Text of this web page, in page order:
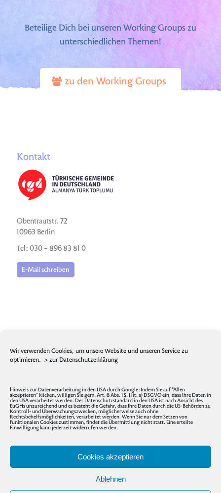
Wir verwenden Cookies, um unsere Website und unseren Service zu
optimieren. > zur Datenschutzerklärung
Hinweis zur Datenverarbeitung in den USA durch Google: Indem Sie auf "Allen
akzeptieren" klicken, willigen Sie gem. Art. 6 Abs. 1 S. 1 lit. a) DSGVO ein, dass Ihre Daten in
den USA verarbeitet werden. Der Datenschutzstandard in den USA ist nach Ansicht des
EuGHs unzureichend und es besteht die Gefahr, dass Ihre Daten durch die US-Behörden zu
Kontroll- und Überwachungszwecken, möglicherweise auch ohne
Rechtsbehelfsmöglichkeiten, verarbeitet werden. Wenn Sie nur dem Setzen von
funktionalen Cookies zustimmen, findet die Übermittlung nicht statt. Eine erteilte
Einwilligung kann jederzeit widerrufen werden.
Cookies akzeptieren
Ablehnen
Beteilige Dich bei unseren Working Groups zu
unterschiedlichen Themen!
zu den Working Groups
Kontakt
Obentrautstr. 72
10963 Berlin
Tel: 030 – 896 83 81 0
E-Mail schreiben